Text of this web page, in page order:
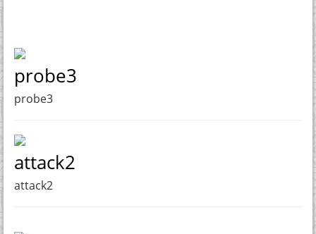
probe3
probe3
attack2
attack2